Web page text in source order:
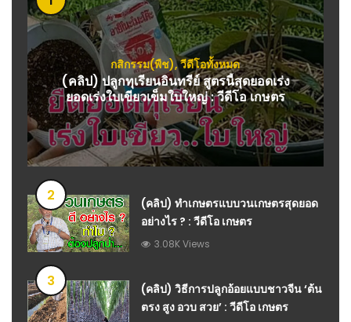
กสิกรรม(พืช),วีดีโอทั้งหมด
(คลิป) ปลูกทุเรียนอินทรีย์ สูตรนี้สุดยอดเร่ง
ยอดเร่งใบเขียวเข็มใบใหญ่ : วีดีโอ เกษตร
2
(คลิป) ทำเกษตรแบบวนเกษตรสุดยอด
อย่างไร ? : วีดีโอ เกษตร
3.08K Views
3
(คลิป) วิธีการปลูกอ้อยแบบชาวจีน ‘ต้น
ตรง สูง อวบ สวย’ : วีดีโอ เกษตร